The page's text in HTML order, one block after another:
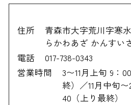
住所
青森市大字荒川字寒
らかわあざ かんすい
電話
017-738-0343
営業時間
3〜11月上旬 9：
終）／11月中旬〜
40（上り最終）